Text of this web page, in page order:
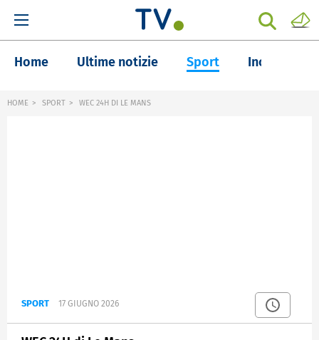
Home Ultime notizie Sport Inchieste
HOME SPORT WEC 24H DI LE MANS
SPORT 17 GIUGNO 2026